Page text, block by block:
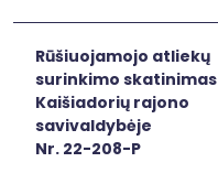
Rūšiuojamojo atliekų
surinkimo skatinimas
Kaišiadorių rajono
savivaldybėje
Nr. 22-208-P